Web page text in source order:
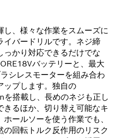
、様々な作業をスムーズに
イバードリルです。ネジ締
かり対応できるだけでな
バッテリーと、最大
シレスモーターを組み合わ
ップします。独自の
搭載し、長めのネジも正し
るほか、切り替え可能なキ
ールソーを使う作業でも、
回転トルク反作用のリスク